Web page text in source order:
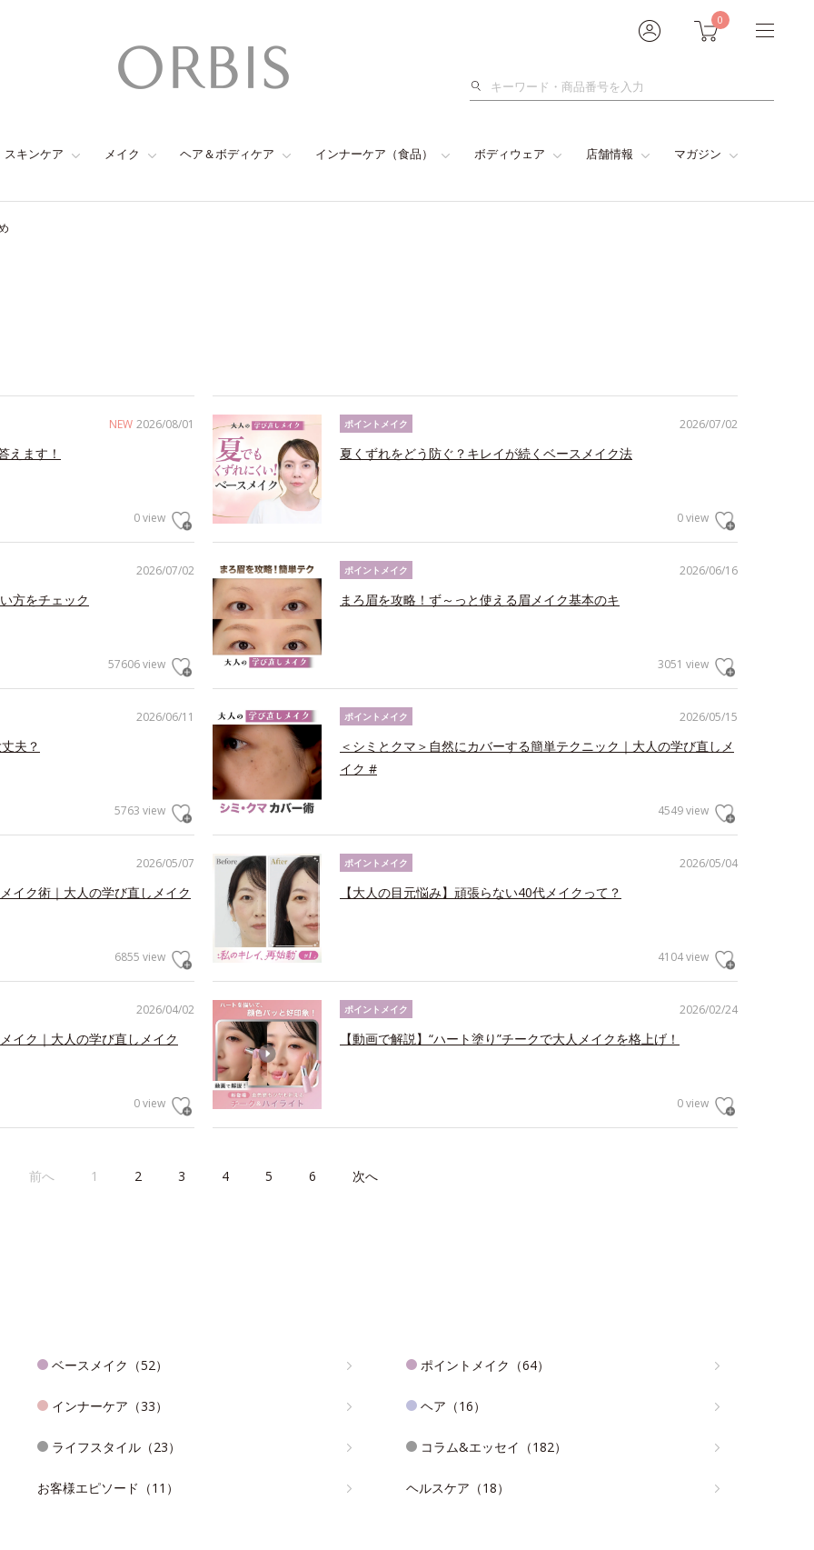
0
検
スキンケア メイク ヘア＆ボディケア インナーケア（食品） ボディウェア 店舗情報 マガジン
NEW 2026/08/01
えます！
0 view
2026/07/02
ポイントメイク
夏くずれをどう防ぐ？キレイが続くベースメイク法
0 view
2026/07/02
方をチェック
57606 view
2026/06/16
ポイントメイク
まろ眉を攻略！ず～っと使える眉メイク基本のキ
3051 view
2026/06/11
夫？
5763 view
2026/05/15
ポイントメイク
＜シミとクマ＞自然にカバーする簡単テクニック｜大人の学び直しメ
イク #
4549 view
2026/05/07
イク術｜大人の学び直しメイク
6855 view
2026/05/04
ポイントメイク
【大人の目元悩み】頑張らない40代メイクって？
4104 view
2026/04/02
イク｜大人の学び直しメイク
0 view
2026/02/24
ポイントメイク
【動画で解説】“ハート塗り”チークで大人メイクを格上げ！
0 view
前へ 1 2 3 4 5 6 次へ
ベースメイク（52） ポイントメイク（64）
インナーケア（33） ヘア（16）
ライフスタイル（23） コラム&エッセイ（182）
お客様エピソード（11） ヘルスケア（18）